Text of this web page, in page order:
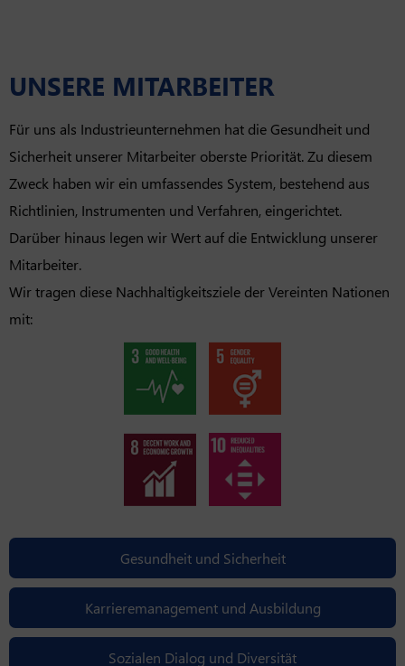
UNSERE MITARBEITER
Für uns als Industrieunternehmen hat die Gesundheit und
Sicherheit unserer Mitarbeiter oberste Priorität. Zu diesem
Zweck haben wir ein umfassendes System, bestehend aus
Richtlinien, Instrumenten und Verfahren, eingerichtet.
Darüber hinaus legen wir Wert auf die Entwicklung unserer
Mitarbeiter.
Wir tragen diese Nachhaltigkeitsziele der Vereinten Nationen
mit:
Gesundheit und Sicherheit
Karrieremanagement und Ausbildung
Sozialen Dialog und Diversität